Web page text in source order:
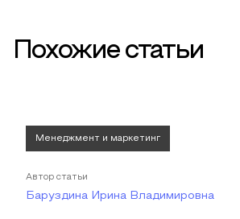
Похожие статьи
Менеджмент и маркетинг
Автор статьи
Баруздина Ирина Владимировна